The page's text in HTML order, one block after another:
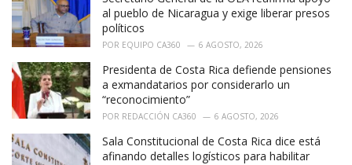
al pueblo de Nicaragua y exige liberar presos
políticos
POR EQUIPO CA360 6 AGOSTO, 2026
Presidenta de Costa Rica defiende pensiones
a exmandatarios por considerarlo un
“reconocimiento”
POR REDACCIÓN CA360 6 AGOSTO, 2026
Sala Constitucional de Costa Rica dice está
afinando detalles logísticos para habilitar